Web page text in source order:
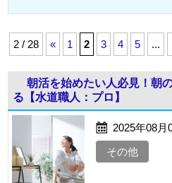
2 / 28 « 1 2 3 4 5 ...
朝活を始めたい人必見！朝
る【水道職人：プロ】
2025年08月
その他